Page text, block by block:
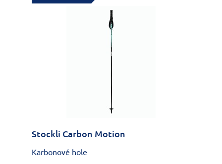
Stockli Carbon Motion
Karbonové hole